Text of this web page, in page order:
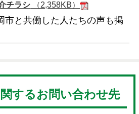
チラシ （2,358KB）
と共働した人たちの声も掲
するお問い合わせ先